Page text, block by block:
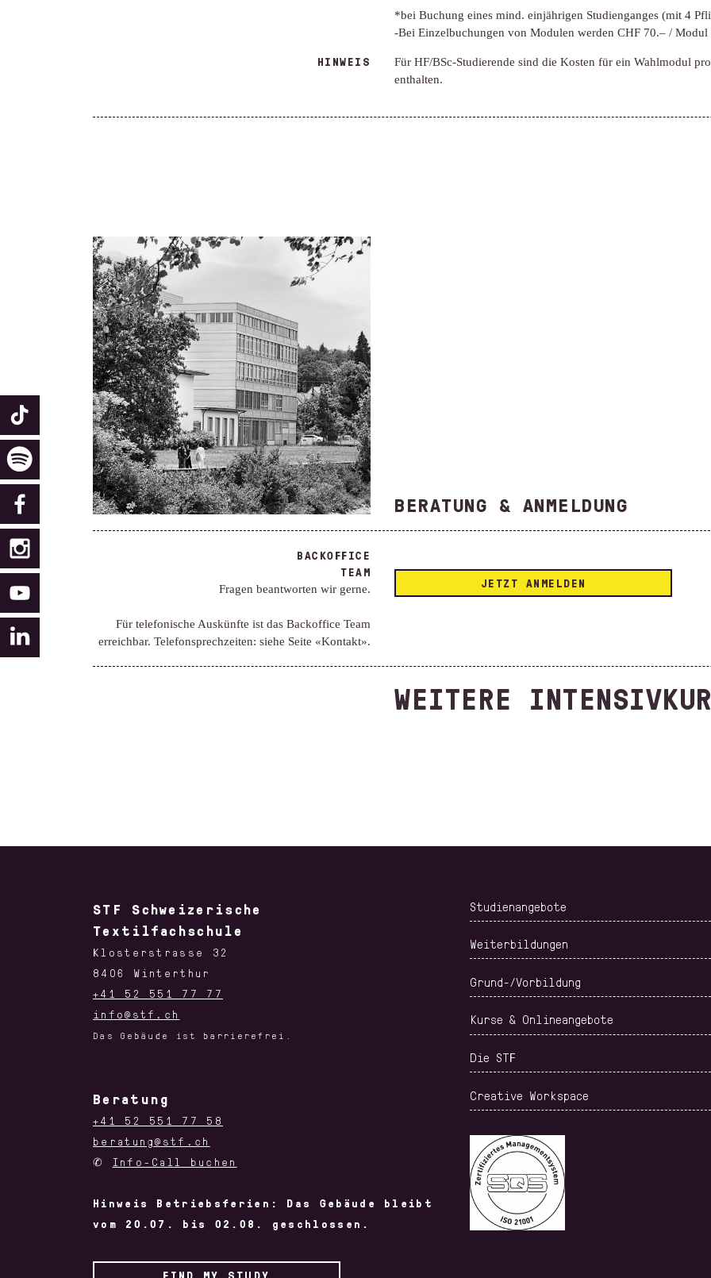
*bei Buchung eines mind. einjährigen Studienganges (mit 4
-Bei Einzelbuchungen von Modulen werden CHF 70.– / Modul
HINWEIS
Für HF/BSc-Studierende sind die Kosten für ein Wahlmodul
enthalten.
BERATUNG & ANMELDUNG
BACKOFFICE
TEAM
Fragen beantworten wir gerne.
Für telefonische Auskünfte ist das Backoffice Team
erreichbar. Telefonsprechzeiten: siehe Seite «Kontakt».
JETZT ANMELDEN
WEITERE
TEXTILE
FASHION
SOCIAL MEDIA
PERSONAL
BRANDING
STF Schweizerische
Textilfachschule
Klosterstrasse 32
8406 Winterthur
+41 52 551 77 77
info@stf.ch
Das Gebäude ist barrierefrei.
Beratung
+41 52 551 77 58
beratung@stf.ch
✆ Info-Call buchen
Hinweis Betriebsferien: Das Gebäude bleibt
vom 20.07. bis 02.08. geschlossen.
FIND MY STUDY
Studienangebote
Weiterbildungen
Grund-/Vorbildung
Kurse & Onlineangebote
Die STF
Creative Workspace